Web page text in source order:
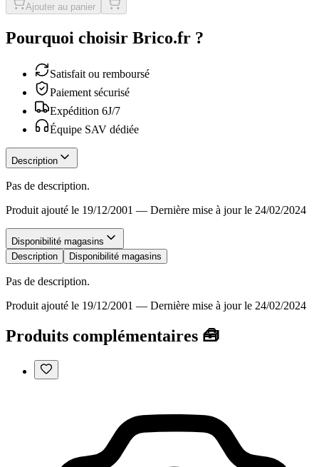
Ajouter au panier
Pourquoi choisir Brico.fr ?
Satisfait ou remboursé
Paiement sécurisé
Expédition 6J/7
Équipe SAV dédiée
Description
Pas de description.
Produit ajouté le 19/12/2001 — Dernière mise à jour le 24/02/2024
Disponibilité magasins
Description
Disponibilité magasins
Pas de description.
Produit ajouté le 19/12/2001 — Dernière mise à jour le 24/02/2024
Produits complémentaires 🧰